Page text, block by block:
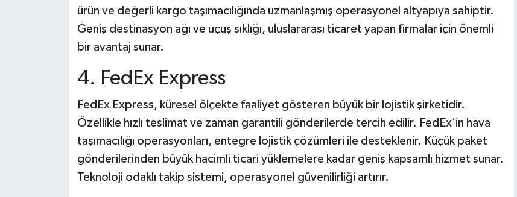
ürün ve değerli kargo taşımacılığında uzmanlaşmış operasyonel altyapıya sahiptir.
Geniş destinasyon ağı ve uçuş sıklığı, uluslararası ticaret yapan firmalar için önemli
bir avantaj sunar.
4. FedEx Express
FedEx Express, küresel ölçekte faaliyet gösteren büyük bir lojistik şirketidir.
Özellikle hızlı teslimat ve zaman garantili gönderilerde tercih edilir. FedEx’in hava
taşımacılığı operasyonları, entegre lojistik çözümleri ile desteklenir. Küçük paket
gönderilerinden büyük hacimli ticari yüklemelere kadar geniş kapsamlı hizmet sunar.
Teknoloji odaklı takip sistemi, operasyonel güvenilirliği artırır.